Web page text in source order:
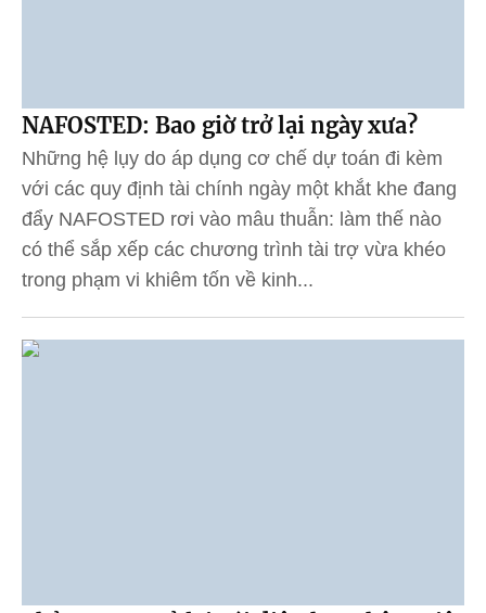
NAFOSTED: Bao giờ trở lại ngày xưa?
Những hệ lụy do áp dụng cơ chế dự toán đi kèm
với các quy định tài chính ngày một khắt khe đang
đẩy NAFOSTED rơi vào mâu thuẫn: làm thế nào
có thể sắp xếp các chương trình tài trợ vừa khéo
trong phạm vi khiêm tốn về kinh...